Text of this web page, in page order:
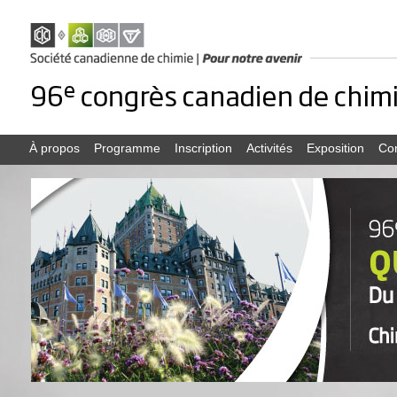
À propos Programme Inscription Activités Exposition